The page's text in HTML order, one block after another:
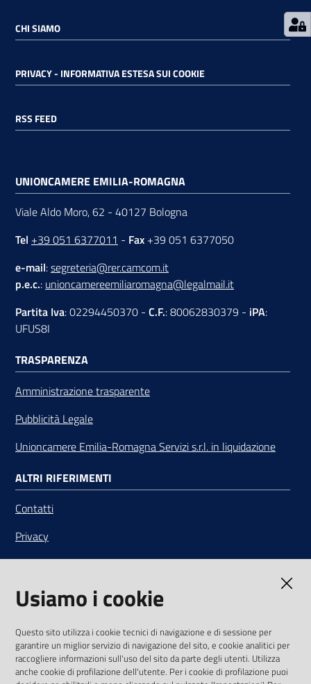
CHI SIAMO
PRIVACY - INFORMATIVA ESTESA SUI COOKIE
RSS FEED
UNIONCAMERE EMILIA-ROMAGNA
Viale Aldo Moro, 62 - 40127 Bologna
Tel +39 051 6377011 - Fax +39 051 6377050
e-mail:segreteria@rer.camcom.it
p.e.c.: unioncamereemiliaromagna@legalmail.it
Partita Iva: 02294450370 - C.F.: 80062830379 - iPA:
UFUS8I
TRASPARENZA
Amministrazione trasparente
Pubblicità Legale
Unioncamere Emilia-Romagna Servizi s.r.l. in liquidazione
ALTRI RIFERIMENTI
Contatti
Privacy
Note legali
Media Policy
SEGUICI SU
Usiamo i cookie
Questo sito utilizza i cookie tecnici di navigazione e di sessione per
garantire un miglior servizio di navigazione del sito, e cookie analitici per
raccogliere informazioni sull'uso del sito da parte degli utenti. Utilizza
anche cookie di profilazione dell'utente. Per i cookie di profilazione puoi